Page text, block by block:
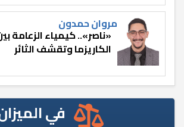
مروان حمدون
«ناصر».. كيمياء الزعامة
الكاريزما وتقشف الثائر
في